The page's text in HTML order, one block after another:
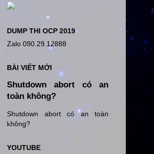
DUMP THI OCP 2019
Zalo 090.29.12888
BÀI VIẾT MỚI
Shutdown abort có an
toàn không?
Shutdown abort có an toàn
không?
YOUTUBE